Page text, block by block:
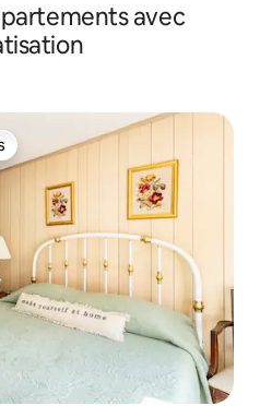
avec
plus appréciés